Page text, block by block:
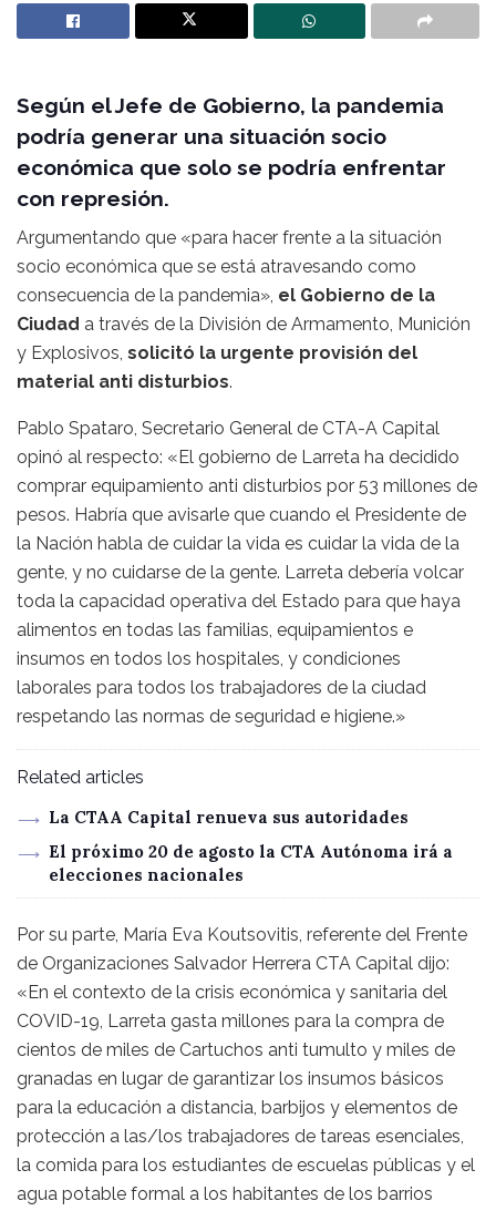
Según el Jefe de Gobierno, la pandemia
podría generar una situación socio
económica que solo se podría enfrentar
con represión.
Argumentando que «para hacer frente a la situación
socio económica que se está atravesando como
consecuencia de la pandemia», el Gobierno de la
Ciudad a través de la División de Armamento, Munición
y Explosivos, solicitó la urgente provisión del
material anti disturbios.
Pablo Spataro, Secretario General de CTA-A Capital
opinó al respecto: «El gobierno de Larreta ha decidido
comprar equipamiento anti disturbios por 53 millones de
pesos. Habría que avisarle que cuando el Presidente de
la Nación habla de cuidar la vida es cuidar la vida de la
gente, y no cuidarse de la gente. Larreta debería volcar
toda la capacidad operativa del Estado para que haya
alimentos en todas las familias, equipamientos e
insumos en todos los hospitales, y condiciones
laborales para todos los trabajadores de la ciudad
respetando las normas de seguridad e higiene.»
Related articles
La CTAA Capital renueva sus autoridades
El próximo 20 de agosto la CTA Autónoma irá a
elecciones nacionales
Por su parte, María Eva Koutsovitis, referente del Frente
de Organizaciones Salvador Herrera CTA Capital dijo:
«En el contexto de la crisis económica y sanitaria del
COVID-19, Larreta gasta millones para la compra de
cientos de miles de Cartuchos anti tumulto y miles de
granadas en lugar de garantizar los insumos básicos
para la educación a distancia, barbijos y elementos de
protección a las/los trabajadores de tareas esenciales,
la comida para los estudiantes de escuelas públicas y el
agua potable formal a los habitantes de los barrios